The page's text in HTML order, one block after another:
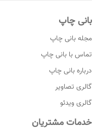
بانی چاپ
مجله بانی چاپ
تماس با بانی چاپ
درباره بانی چاپ
گالری تصاویر
گالری ویدئو
خدمات مشتریان